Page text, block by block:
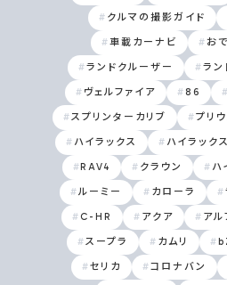
クルマの撮影ガイド
車載カーナビ お
ランドクルーザー ラン
ヴェルファイア 86
スプリンターカリブ プリウ
ハイラックス ハイラック
RAV4 クラウン ハ
ルーミー カローラ
C-HR アクア アル
スープラ カムリ
セリカ コロナバン